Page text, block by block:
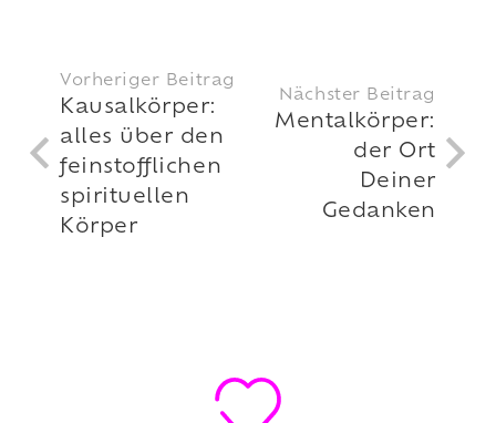
Vorheriger Beitrag
Kausalkörper:
alles über den
feinstofflichen
spirituellen
Körper
Nächster Beitrag
Mentalkörper:
der Ort
Deiner
Gedanken